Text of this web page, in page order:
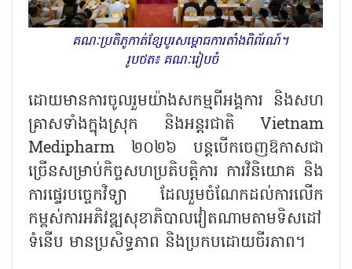
គណៈ​​​​ប្រតិភូ​កាត់​ខ្សែបូរ​សម្ពោធ​ការតាំងពិព័រណ៍។
រូបថត៖ គណៈ​រៀបចំ
ដោយមានការចូលរួមយ៉ាងសកម្មពីអង្គការ និងសហ
គ្រាសទាំងក្នុងស្រុក និងអន្តរជាតិ Vietnam
Medipharm ២០២៦ បន្តបើកចេញ​ឱកាសជា
ច្រើនសម្រាប់កិច្ចសហប្រតិបត្តិការ ការវិនិយោគ និង
ការផ្ទេរបច្ចេកវិទ្យា ដែលរួមចំណែកដល់ការលើក
កម្ពស់ការអភិវឌ្ឍសុខាភិបាលវៀតណាម​តាម​ទិសដៅ
ទំនើប មានប្រសិទ្ធភាព និងប្រកបដោយចីរភាព។